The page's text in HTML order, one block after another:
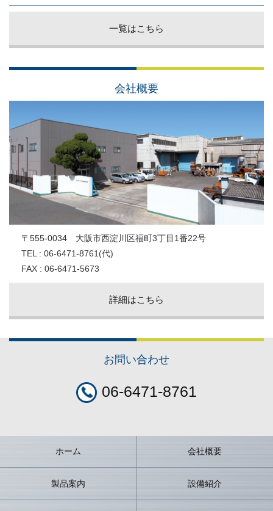
一覧はこちら
会社概要
〒555-0034 大阪市西淀川区福町3丁目1番22号
TEL : 06-6471-8761(代)
FAX : 06-6471-5673
詳細はこちら
お問い合わせ
06-6471-8761
ホーム 会社概要
製品案内 設備紹介